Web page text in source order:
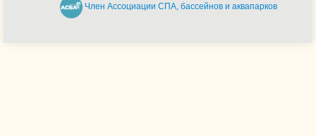
Член Ассоциации СПА, бассейнов и аквапарков